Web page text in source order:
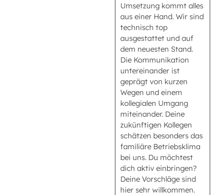
Umsetzung kommt alles
aus einer Hand. Wir sind
technisch top
ausgestattet und auf
dem neuesten Stand.
Die Kommunikation
untereinander ist
geprägt von kurzen
Wegen und einem
kollegialen Umgang
miteinander. Deine
zukünftigen Kollegen
schätzen besonders das
familiäre Betriebsklima
bei uns. Du möchtest
dich aktiv einbringen?
Deine Vorschläge sind
hier sehr willkommen.